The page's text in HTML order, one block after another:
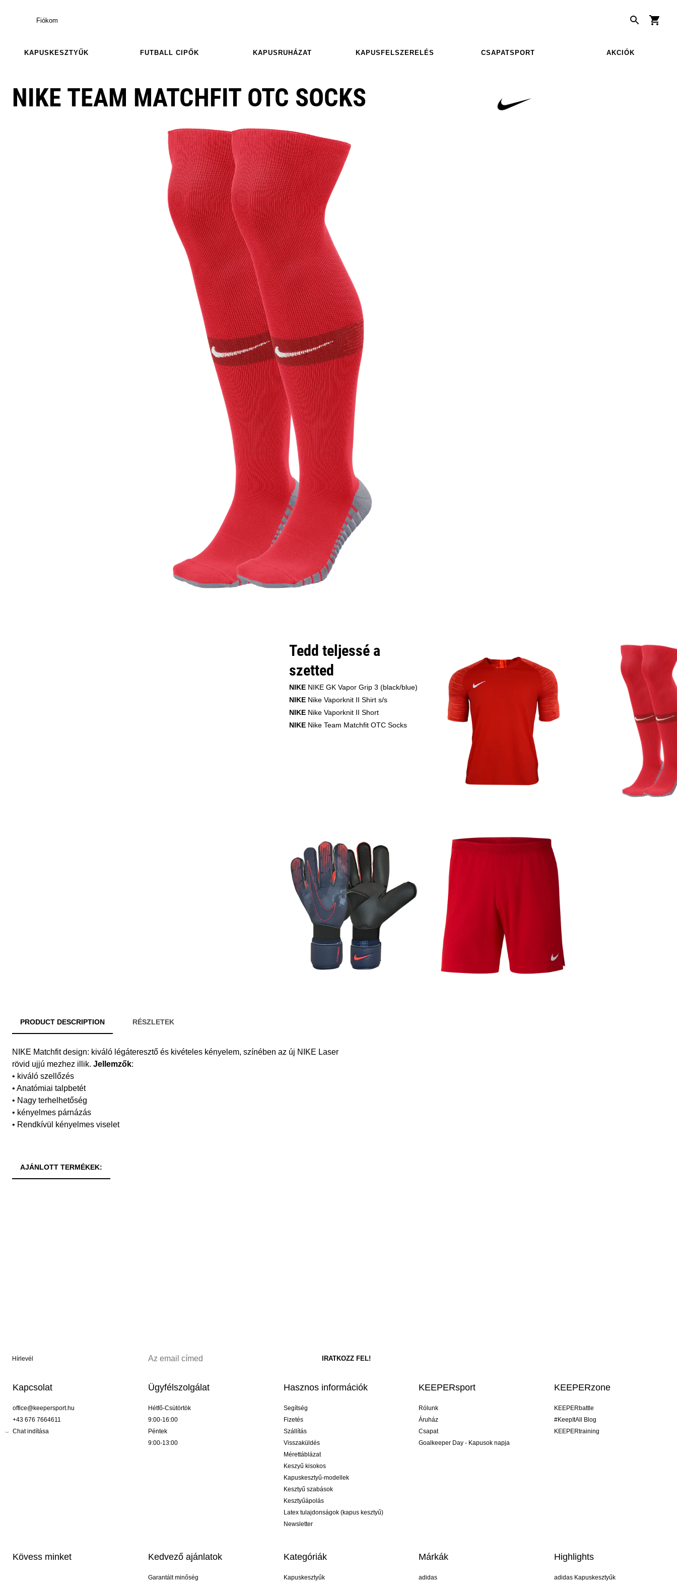
Fiókom
KAPUSKESZTYŰK FUTBALL CIPŐK KAPUSRUHÁZAT KAPUSFELSZERELÉS CSAPATSPORT AKCIÓK
NIKE TEAM MATCHFIT OTC SOCKS
Tedd teljessé a
szetted
NIKE NIKE GK Vapor Grip 3 (black/blue)
NIKE Nike Vaporknit II Shirt s/s
NIKE Nike Vaporknit II Short
NIKE Nike Team Matchfit OTC Socks
PRODUCT DESCRIPTION RÉSZLETEK
NIKE Matchfit design: kiváló légáteresztő és kivételes kényelem, színében az új NIKE Laser
rövid ujjú mezhez illik. Jellemzők:
• kiváló szellőzés
• Anatómiai talpbetét
• Nagy terhelhetőség
• kényelmes párnázás
• Rendkívül kényelmes viselet
AJÁNLOTT TERMÉKEK:
Hírlevél
Kapcsolat
office@keepersport.hu
+43 676 7664611
Chat indítása
Ügyfélszolgálat
Hétfő-Csütörtök
9:00-16:00
Péntek
9:00-13:00
Hasznos információk
Segítség
Fizetés
Szállítás
Visszaküldés
Mérettáblázat
Keszyű kisokos
Kapuskesztyű-modellek
Kesztyű szabások
Kesztyűápolás
Latex tulajdonságok (kapus kesztyű)
Newsletter
KEEPERsport
Rólunk
Áruház
Csapat
Goalkeeper Day - Kapusok napja
KEEPERzone
KEEPERbattle
#KeepItAll Blog
KEEPERtraining
Kövess minket Kedvező ajánlatok
Garantált minőség
Kategóriák
Kapuskesztyűk
Márkák
adidas
Highlights
adidas Kapuskesztyűk